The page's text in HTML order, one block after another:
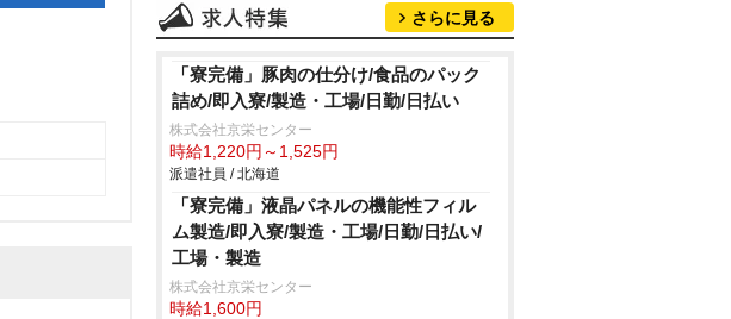
さらに見る
「寮完備」豚肉の仕分け/食品のパック
詰め/即入寮/製造・工場/日勤/日払い
株式会社京栄センター
時給1,220円～1,525円
派遣社員 / 北海道
「寮完備」液晶パネルの機能性フィル
ム製造/即入寮/製造・工場/日勤/日払い/
工場・製造
株式会社京栄センター
時給1,600円